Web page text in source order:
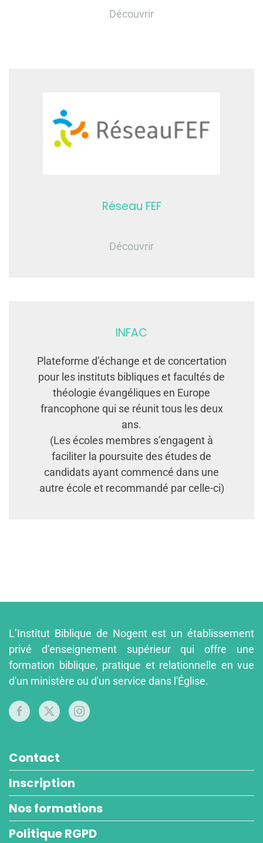
Découvrir
Réseau FEF
Découvrir
INFAC
Plateforme d’échange et de concertation
pour les instituts bibliques et facultés de
théologie évangéliques en Europe
francophone qui se réunit tous les deux
ans.
(Les écoles membres s’engagent à
faciliter la poursuite des études de
candidats ayant commencé dans une
autre école et recommandé par celle-ci)
L’Institut Biblique de Nogent est un établissement
privé d’enseignement supérieur qui offre une
formation biblique, pratique et relationnelle en vue
d'un ministère ou d'un service dans l'Église.
Contact
Inscription
Nos formations
Politique RGPD